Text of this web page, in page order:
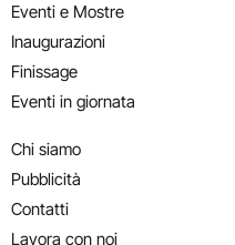
Eventi e Mostre
Inaugurazioni
Finissage
Eventi in giornata
Chi siamo
Pubblicità
Contatti
Lavora con noi